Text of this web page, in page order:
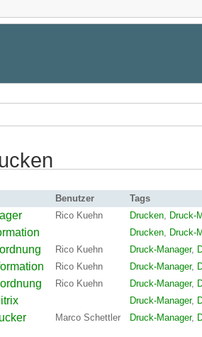
Benutzer Tags
Rico Kuehn Drucken, Druck-
Drucken, Druck-
Rico Kuehn Druck-Manager,
Rico Kuehn Druck-Manager,
Rico Kuehn Druck-Manager,
Druck-Manager,
Marco Schettler Druck-Manager,